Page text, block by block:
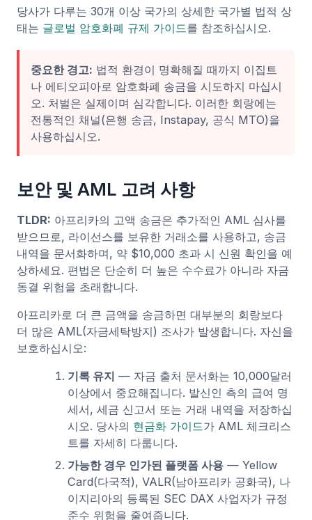
당사가 다루는 30개 이상 국가의 상세한 국가별 법적 상
태는 글로벌 암호화폐 규제 가이드를 참조하십시오.
중요한 경고: 법적 환경이 명확해질 때까지 이집트
나 에티오피아로 암호화폐 송금을 시도하지 마십시
오. 처벌은 실제이며 심각합니다. 이러한 회랑에는
전통적인 채널(은행 송금, Instapay, 공식 MTO)을
사용하십시오.
보안 및 AML 고려 사항
TLDR: 아프리카의 고액 송금은 추가적인 AML 심사를
받으므로, 라이선스를 보유한 거래소를 사용하고, 송금
내역을 문서화하며, 약 $10,000 초과 시 신원 확인을 예
상하세요. 편법은 단순히 더 높은 수수료가 아니라 자금
동결 위험을 초래합니다.
아프리카로 더 큰 금액을 송금하면 대부분의 회랑보다
더 많은 AML(자금세탁방지) 조사가 발생합니다. 자신을
보호하십시오:
기록 유지 — 자금 출처 문서화는 10,000달러
이상에서 중요해집니다. 발신인 측의 급여 명
세서, 세금 신고서 또는 거래 내역을 저장하십
시오. 당사의 현금화 가이드가 AML 체크리스
트를 자세히 다룹니다.
가능한 경우 인가된 플랫폼 사용— Yellow
Card(다국적), VALR(남아프리카 공화국), 나
이지리아의 등록된 SEC DAX 사업자가 규정
준수 위험을 줄여줍니다.